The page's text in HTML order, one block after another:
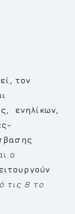
τον
ενηλίκων,
ο
τις 8 το